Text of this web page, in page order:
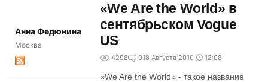
Анна Федюнина
Москва
«We Are the World» в
сентябрьском Vogue
US
4298 018 Августа 2010 12:08
«We Are the World» - такое название